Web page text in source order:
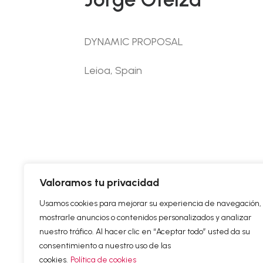
Valoramos tu privacidad
Usamos cookies para mejorar su experiencia de navegación,
mostrarle anuncios o contenidos personalizados y analizar
nuestro tráfico. Al hacer clic en “Aceptar todo” usted da su
consentimiento a nuestro uso de las
cookies. Política de cookies
DYNAMIC PROPOSAL
Leioa, Spain